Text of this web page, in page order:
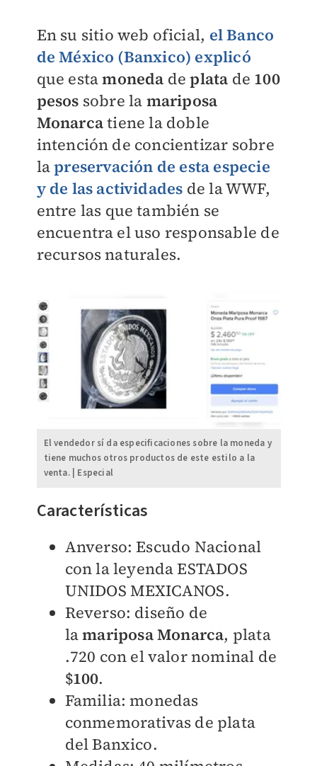
En su sitio web oficial, el Banco
de México (Banxico) explicó
que estamoneda deplata de 100
pesos sobre la mariposa
Monarcatiene la doble
intención de concientizar sobre
lapreservación de esta especie
y de las actividades de la WWF,
entre las que también se
encuentra el uso responsable de
recursos naturales.
El vendedor sí da especificaciones sobre la moneda y
tiene muchos otros productos de este estilo a la
venta. | Especial
Características
Anverso: Escudo Nacional
con la leyenda ESTADOS
UNIDOS MEXICANOS.
Reverso: diseño de
lamariposa Monarca, plata
.720 con el valor nominal de
$100.
Familia: monedas
conmemorativas de plata
del Banxico.